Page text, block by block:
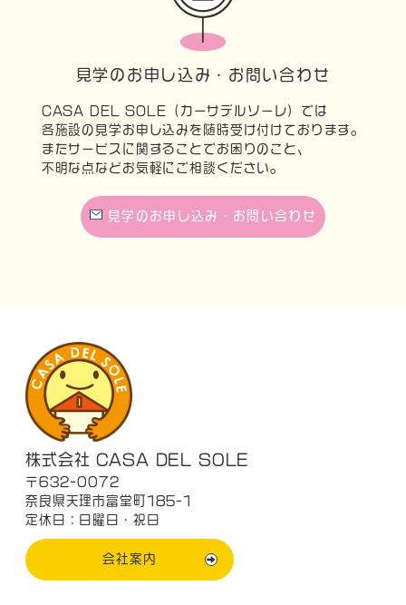
見学のお申し込み・お問い合わせ
CASA DEL SOLE（カーサデルソーレ）では
各施設の見学お申し込みを随時受け付けております。
またサービスに関することでお困りのこと、
不明な点などお気軽にご相談ください。
見学のお申し込み・お問い合わせ
株式会社 CASA DEL SOLE
〒632-0072
奈良県天理市富堂町185-1
定休日：日曜日・祝日
会社案内